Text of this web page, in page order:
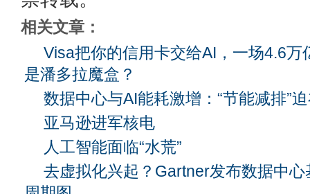
相关文章：
Visa把你的信用卡交给AI，一场4.6万
是潘多拉魔盒？
数据中心与AI能耗激增：“节能减排”
亚马逊进军核电
人工智能面临“水荒”
去虚拟化兴起？Gartner发布数据中